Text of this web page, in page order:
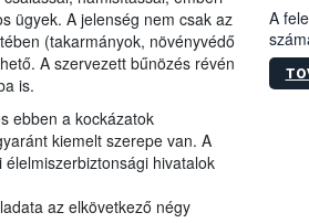
ügyek. A jelenség nem csak az
(takarmányok, növényvédő
A szervezett bűnözés révén
is.
ebben a kockázatok
kiemelt szerepe van. A
hivatalok
az elkövetkező négy
A